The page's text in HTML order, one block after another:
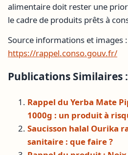
alimentaire doit rester une
le cadre de produits prêts à
Source informations et images :
https://rappel.conso.gouv.fr/
Publications Similaires :
Rappel du Yerba Mate
1000g : un produit à
Saucisson halal Ourika
sanitaire : que faire ?